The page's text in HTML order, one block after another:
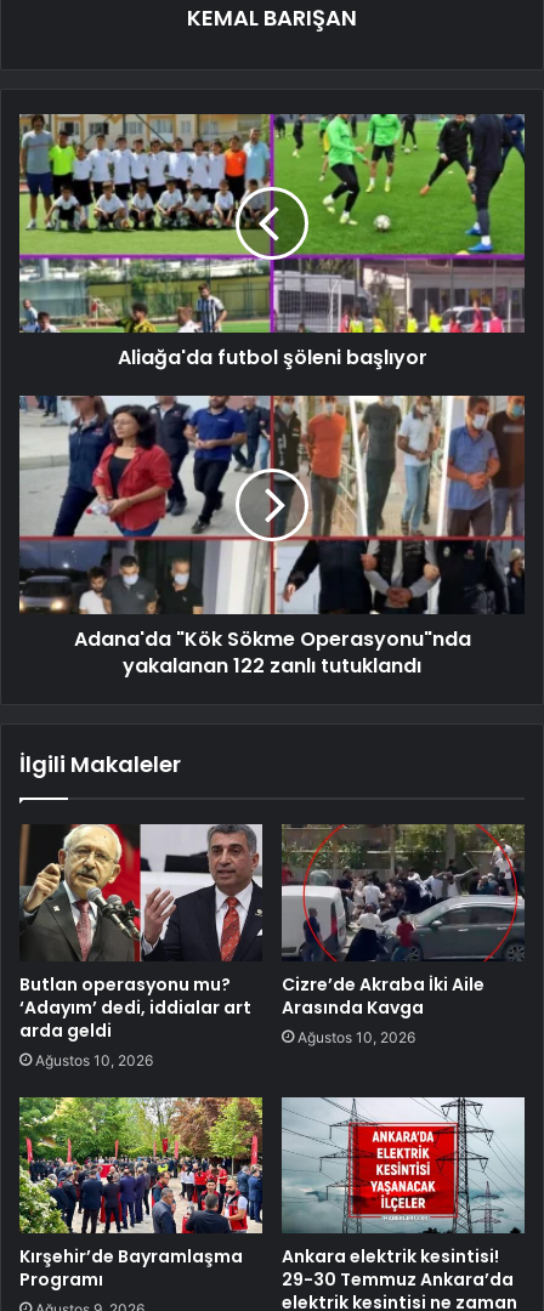
KEMAL BARIŞAN
Aliağa'da futbol şöleni başlıyor
Adana'da "Kök Sökme Operasyonu"nda
yakalanan 122 zanlı tutuklandı
İlgili Makaleler
Butlan operasyonu mu?
‘Adayım’ dedi, iddialar art
arda geldi
Ağustos 10, 2026
Cizre’de Akraba İki Aile
Arasında Kavga
Ağustos 10, 2026
Kırşehir’de Bayramlaşma
Programı
Ankara elektrik kesintisi!
29-30 Temmuz Ankara’da
elektrik kesintisi ne zaman